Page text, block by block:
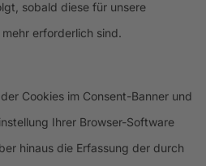
sobald diese für unsere
erforderlich sind.
Cookies im Consent-Banner und
Ihrer Browser-Software
hinaus die Erfassung der durch